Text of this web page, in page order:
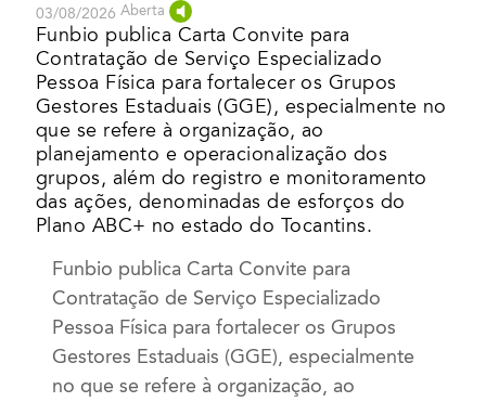
03/08/2026 Aberta
Funbio publica Carta Convite para
Contratação de Serviço Especializado
Pessoa Física para fortalecer os Grupos
Gestores Estaduais (GGE), especialmente no
que se refere à organização, ao
planejamento e operacionalização dos
grupos, além do registro e monitoramento
das ações, denominadas de esforços do
Plano ABC+ no estado do Tocantins.
Funbio publica Carta Convite para
Contratação de Serviço Especializado
Pessoa Física para fortalecer os Grupos
Gestores Estaduais (GGE), especialmente
no que se refere à organização, ao